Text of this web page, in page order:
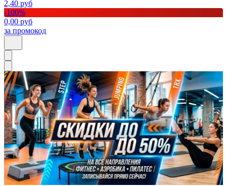
2,40 руб
-100%
0,00 руб
за промокод